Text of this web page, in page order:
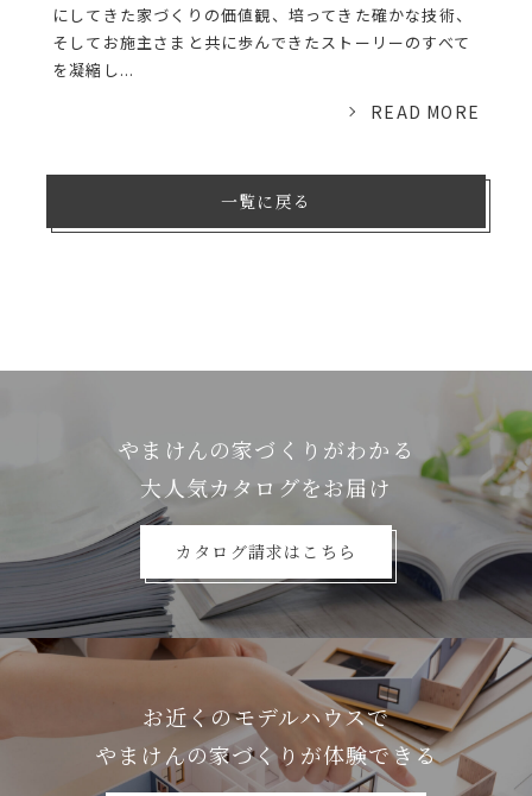
にしてきた家づくりの価値観、培ってきた確かな技術、
そしてお施主さまと共に歩んできたストーリーのすべて
を凝縮し...
READ MORE
一覧に戻る
やまけんの家づくりがわかる
⼤⼈気カタログをお届け
カタログ請求はこちら
お近くのモデルハウスで
やまけんの家づくりが体験できる